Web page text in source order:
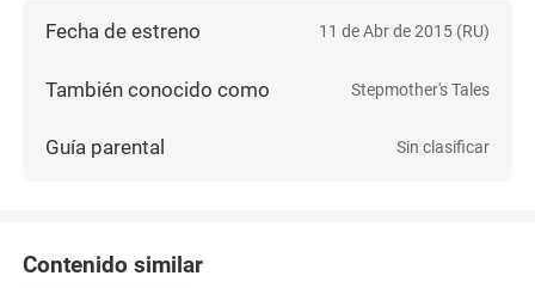
Fecha de estreno 11 de Abr de 2015 (RU)
También conocido como Stepmother's Tales
Guía parental Sin clasificar
Contenido similar